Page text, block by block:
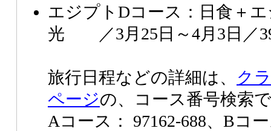
エジプトDコース：日食＋
光 ／3月25日～4月3日／
旅行日程などの詳細は、 ク
ページの、コース番号検索
Aコース： 97162-688、Bコ